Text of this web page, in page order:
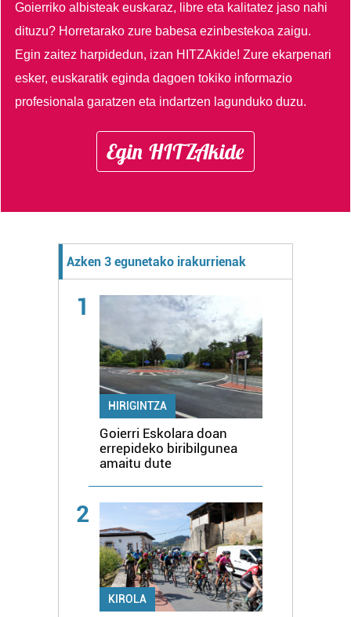
Goierriko albisteak euskaraz, libre eta kalitatez jaso nahi
dituzu? Horretarako zure babesa ezinbestekoa zaigu.
Egin zaitez harpidedun, izan HITZAkide!Zure ekarpenari
esker, euskaratik eginda dagoen tokiko informazio
profesionala garatzen eta indartzen lagunduko duzu.
Egin HITZAkide
Azken 3 egunetako irakurrienak
1
HIRIGINTZA
Goierri Eskolara doan
errepideko biribilgunea
amaitu dute
2
KIROLA